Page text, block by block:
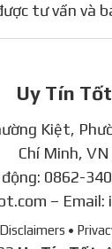
tư vấn và
Uy Tín Tốt
Kiệt,
Chí Minh, VN
0862-
– Email:
•